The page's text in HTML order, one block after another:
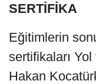
SERTİFİKA
Eğitimlerin
sertifikaları
Hakan